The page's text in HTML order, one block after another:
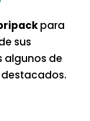
para
sus
algunos de